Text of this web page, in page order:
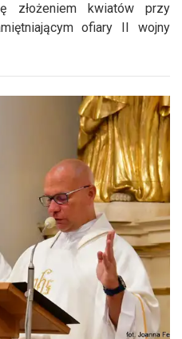
złożeniem kwiatów przy
ofiary II wojny